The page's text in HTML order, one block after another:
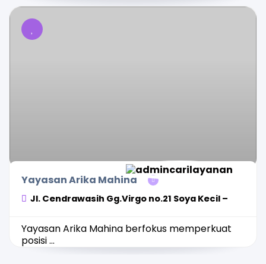
Yayasan Arika Mahina
Jl. Cendrawasih Gg.Virgo no.21 Soya Kecil –
Yayasan Arika Mahina berfokus memperkuat
posisi ...